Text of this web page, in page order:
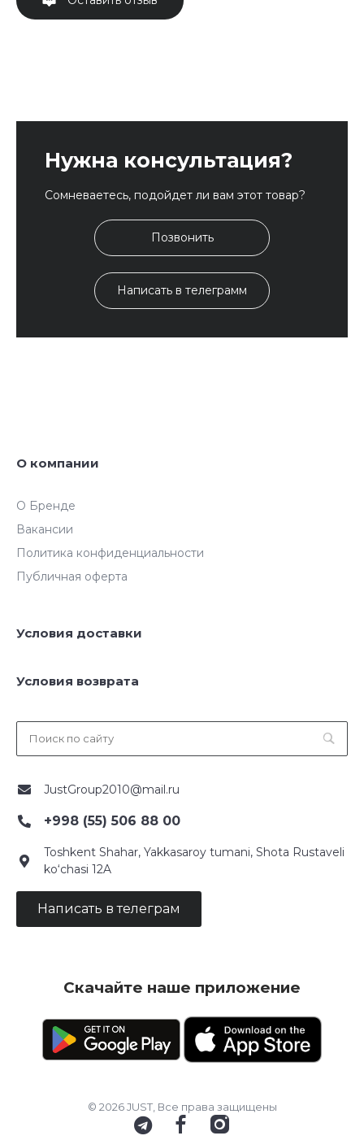
Нужна консультация?
Сомневаетесь, подойдет ли вам этот товар?
Позвонить
Написать в телеграмм
О компании
О Бренде
Вакансии
Политика конфиденциальности
Публичная оферта
Условия доставки
Условия возврата
JustGroup2010@mail.ru
+998 (55) 506 88 00
Toshkent Shahar, Yakkasaroy tumani, Shota Rustaveli
ko‘chasi 12A
Написать в телеграм
Скачайте наше приложение
© 2026 JUST, Все права защищены